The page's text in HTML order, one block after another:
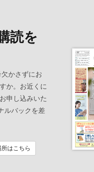
読を
かさずにお
か。お近くに
申し込みいた
ルバックを差
はこちら